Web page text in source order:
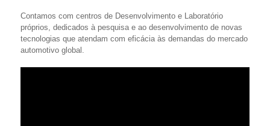
Contamos com centros de Desenvolvimento e Laboratório
próprios, dedicados à pesquisa e ao desenvolvimento de novas
tecnologias que atendam com eficácia às demandas do mercado
automotivo global.